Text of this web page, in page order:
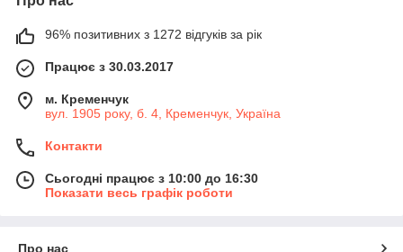
96% позитивних з 1272 відгуків за рік
Працює з 30.03.2017
м. Кременчук
вул. 1905 року, б. 4, Кременчук, Україна
Контакти
Сьогодні працює з 10:00 до 16:30
Показати весь графік роботи
Про нас